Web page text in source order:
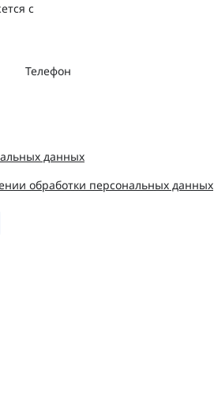
с
Телефон
данных
обработки персональных данных